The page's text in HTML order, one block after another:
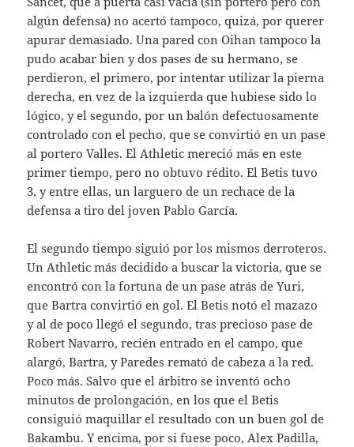
algún defensa) no acertó tampoco, quizá, por querer
apurar demasiado. Una pared con Oihan tampoco la
pudo acabar bien y dos pases de su hermano, se
perdieron, el primero, por intentar utilizar la pierna
derecha, en vez de la izquierda que hubiese sido lo
lógico, y el segundo, por un balón defectuosamente
controlado con el pecho, que se convirtió en un pase
al portero Valles. El Athletic mereció más en este
primer tiempo, pero no obtuvo rédito. El Betis tuvo
3, y entre ellas, un larguero de un rechace de la
defensa a tiro del joven Pablo García.
El segundo tiempo siguió por los mismos derroteros.
Un Athletic más decidido a buscar la victoria, que se
encontró con la fortuna de un pase atrás de Yuri,
que Bartra convirtió en gol. El Betis notó el mazazo
y al de poco llegó el segundo, tras precioso pase de
Robert Navarro, recién entrado en el campo, que
alargó, Bartra, y Paredes remató de cabeza a la red.
Poco más. Salvo que el árbitro se inventó ocho
minutos de prolongación, en los que el Betis
consiguió maquillar el resultado con un buen gol de
Bakambu. Y encima, por si fuese poco, Alex Padilla,